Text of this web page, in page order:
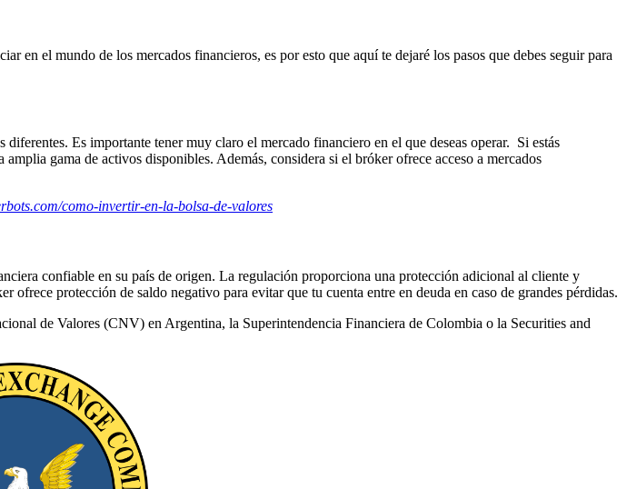
en el mundo de los mercados financieros, es por esto que aquí te dejaré los pasos que debes seguir para
Es importante tener muy claro el mercado financiero en el que deseas operar. Si estás
gama de activos disponibles. Además, considera si el bróker ofrece acceso a mercados
como-invertir-en-la-bolsa-de-valores
confiable en su país de origen. La regulación proporciona una protección adicional al cliente y
protección de saldo negativo para evitar que tu cuenta entre en deuda en caso de grandes pérdidas.
de Valores (CNV) en Argentina, la Superintendencia Financiera de Colombia o la Securities and